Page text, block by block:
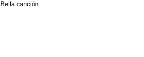
n
Bella canción....